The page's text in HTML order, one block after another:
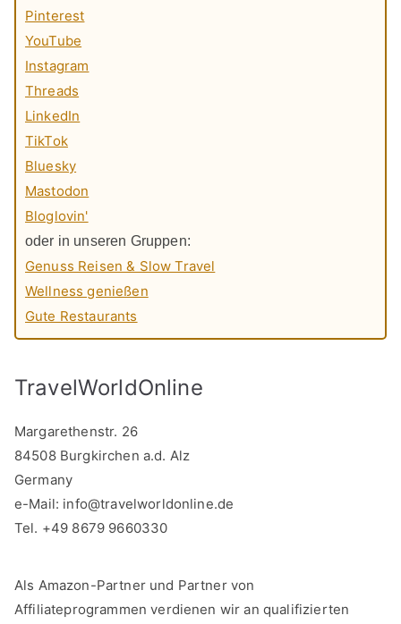
Pinterest
YouTube
Instagram
Threads
LinkedIn
TikTok
Bluesky
Mastodon
Bloglovin'
oder in unseren Gruppen:
Genuss Reisen & Slow Travel
Wellness genießen
Gute Restaurants
TravelWorldOnline
Margarethenstr. 26
84508 Burgkirchen a.d. Alz
Germany
e-Mail: info@travelworldonline.de
Tel. +49 8679 9660330
Als Amazon-Partner und Partner von
Affiliateprogrammen verdienen wir an qualifizierten